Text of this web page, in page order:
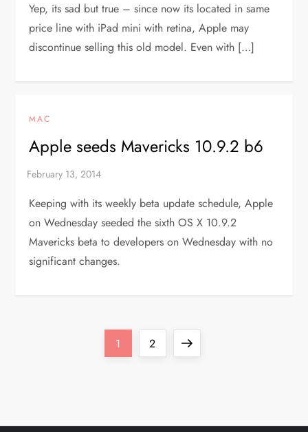
Yep, its sad but true – since now its located in same
price line with iPad mini with retina, Apple may
discontinue selling this old model. Even with […]
MAC
Apple seeds Mavericks 10.9.2 b6
Keeping with its weekly beta update schedule, Apple
on Wednesday seeded the sixth OS X 10.9.2
Mavericks beta to developers on Wednesday with no
significant changes.
Page
1 Page
2
Next